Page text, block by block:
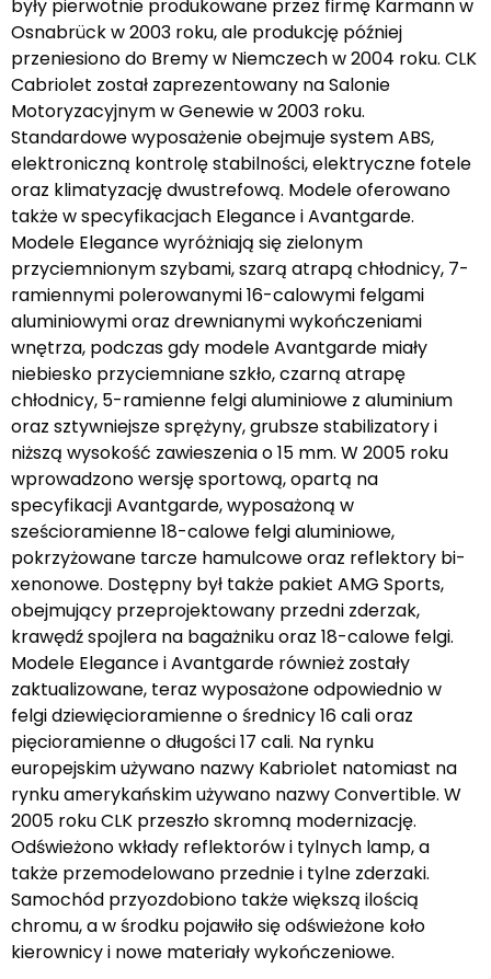
były pierwotnie produkowane przez firmę Karmann w
Osnabrück w 2003 roku, ale produkcję później
przeniesiono do Bremy w Niemczech w 2004 roku. CLK
Cabriolet został zaprezentowany na Salonie
Motoryzacyjnym w Genewie w 2003 roku.
Standardowe wyposażenie obejmuje system ABS,
elektroniczną kontrolę stabilności, elektryczne fotele
oraz klimatyzację dwustrefową. Modele oferowano
także w specyfikacjach Elegance i Avantgarde.
Modele Elegance wyróżniają się zielonym
przyciemnionym szybami, szarą atrapą chłodnicy, 7-
ramiennymi polerowanymi 16-calowymi felgami
aluminiowymi oraz drewnianymi wykończeniami
wnętrza, podczas gdy modele Avantgarde miały
niebiesko przyciemniane szkło, czarną atrapę
chłodnicy, 5-ramienne felgi aluminiowe z aluminium
oraz sztywniejsze sprężyny, grubsze stabilizatory i
niższą wysokość zawieszenia o 15 mm. W 2005 roku
wprowadzono wersję sportową, opartą na
specyfikacji Avantgarde, wyposażoną w
sześcioramienne 18-calowe felgi aluminiowe,
pokrzyżowane tarcze hamulcowe oraz reflektory bi-
xenonowe. Dostępny był także pakiet AMG Sports,
obejmujący przeprojektowany przedni zderzak,
krawędź spojlera na bagażniku oraz 18-calowe felgi.
Modele Elegance i Avantgarde również zostały
zaktualizowane, teraz wyposażone odpowiednio w
felgi dziewięcioramienne o średnicy 16 cali oraz
pięcioramienne o długości 17 cali. Na rynku
europejskim używano nazwy Kabriolet natomiast na
rynku amerykańskim używano nazwy Convertible. W
2005 roku CLK przeszło skromną modernizację.
Odświeżono wkłady reflektorów i tylnych lamp, a
także przemodelowano przednie i tylne zderzaki.
Samochód przyozdobiono także większą ilością
chromu, a w środku pojawiło się odświeżone koło
kierownicy i nowe materiały wykończeniowe.